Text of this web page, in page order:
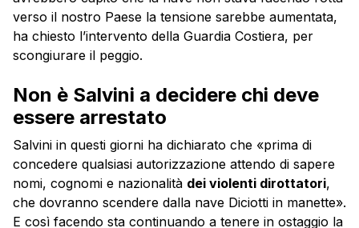
verso il nostro Paese la tensione sarebbe aumentata,
ha chiesto l’intervento della Guardia Costiera, per
scongiurare il peggio.
Non è Salvini a decidere chi deve
essere arrestato
Salvini in questi giorni ha dichiarato che «prima di
concedere qualsiasi autorizzazione attendo di sapere
nomi, cognomi e nazionalità dei violenti dirottatori,
che dovranno scendere dalla nave Diciotti in manette».
E così facendo sta continuando a tenere in ostaggio la